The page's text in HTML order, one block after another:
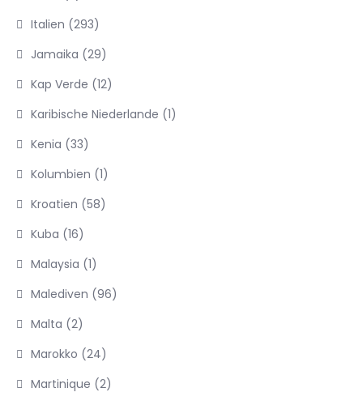
Italien (293)
Jamaika (29)
Kap Verde (12)
Karibische Niederlande (1)
Kenia (33)
Kolumbien (1)
Kroatien (58)
Kuba (16)
Malaysia (1)
Malediven (96)
Malta (2)
Marokko (24)
Martinique (2)